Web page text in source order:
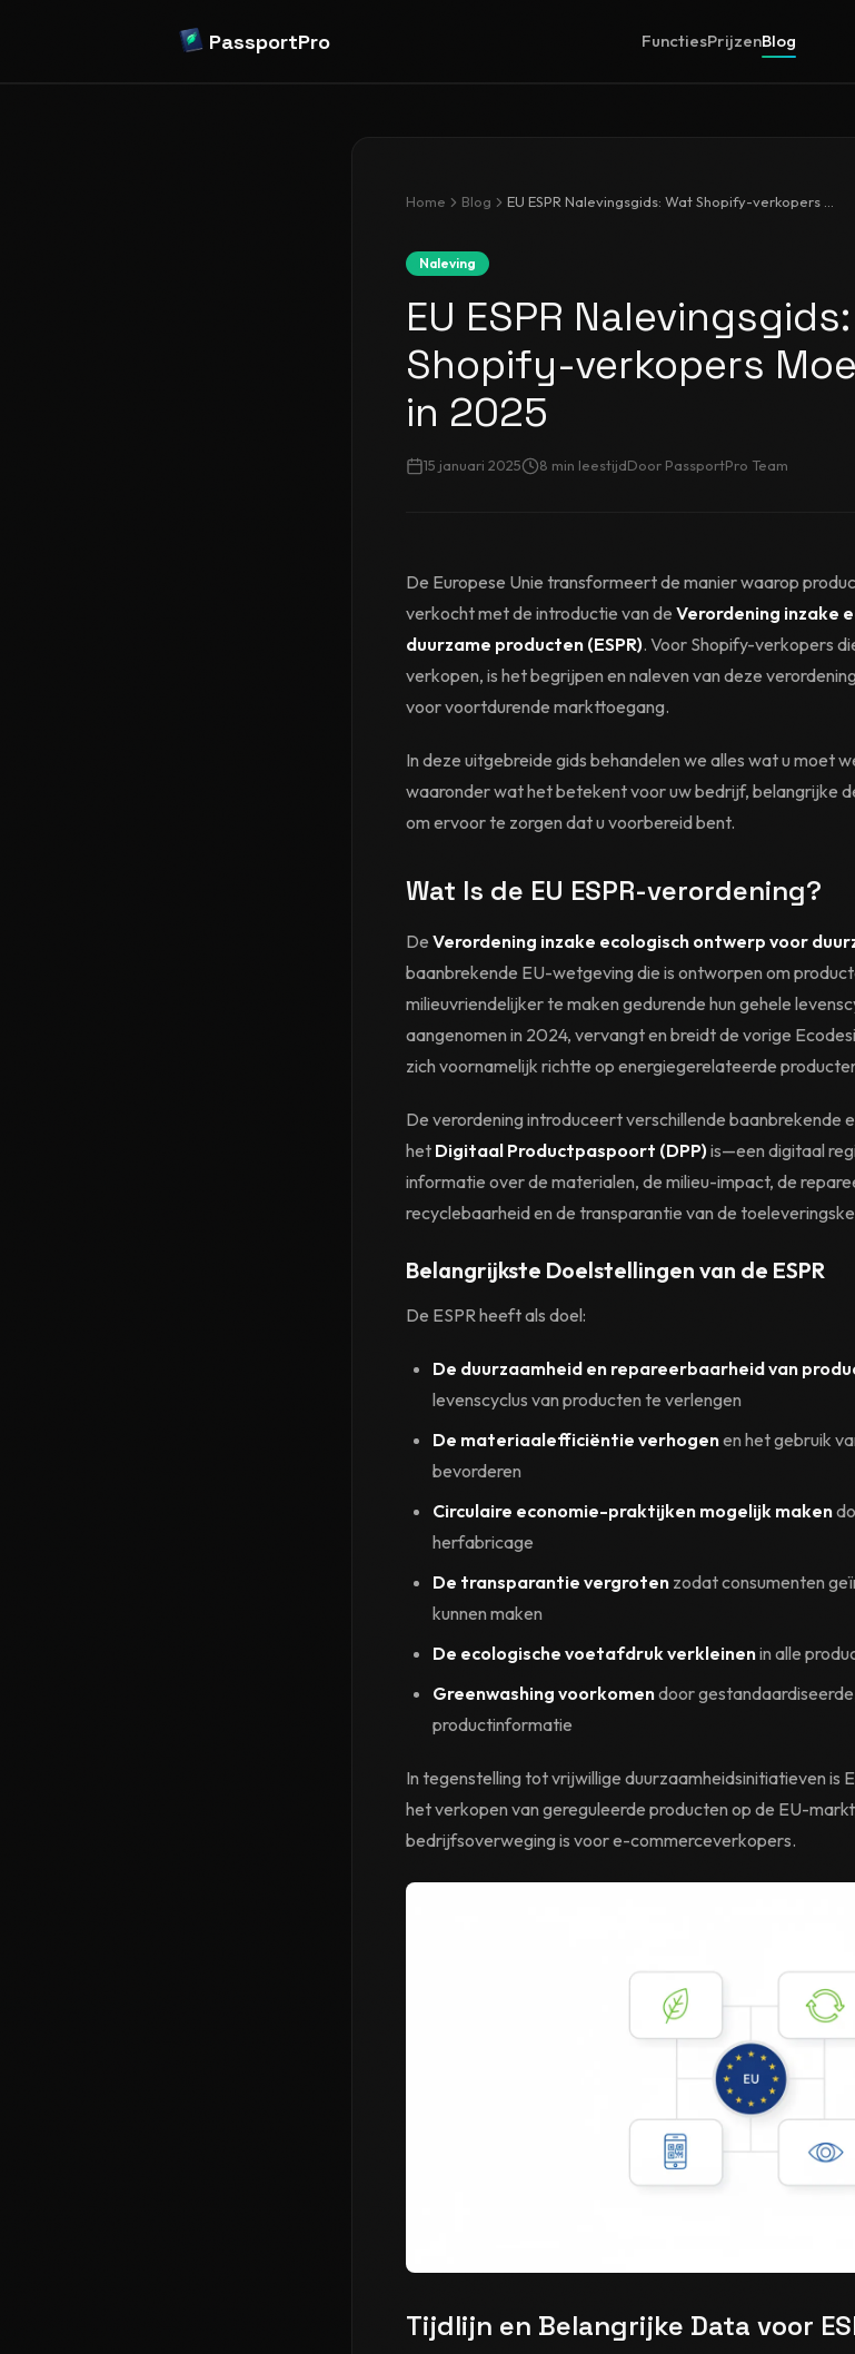
PassportPro FunctiesPrijzenBlog
Home Blog
Naleving
EU ESPR
Shopify-verkopers
in 2025
15 januari 2025 8 min leestijdDoor PassportPro Team
De Europese Unie transformeert de manier waarop
verkocht met de introductie van de Verordening inzake
duurzame producten (ESPR). Voor Shopify-verkopers
verkopen, is het begrijpen en naleven van deze
voor voortdurende markttoegang.
In deze uitgebreide gids behandelen we alles wat u moet
waaronder wat het betekent voor uw bedrijf, belangrijke
om ervoor te zorgen dat u voorbereid bent.
Wat Is de EU ESPR-verordening?
De Verordening inzake ecologisch ontwerp voor
baanbrekende EU-wetgeving die is ontworpen om
milieuvriendelijker te maken gedurende hun gehele
aangenomen in 2024, vervangt en breidt de vorige
zich voornamelijk richtte op energiegerelateerde
De verordening introduceert verschillende baanbrekende
het Digitaal Productpaspoort (DPP)is—een digitaal
informatie over de materialen, de milieu-impact, de
recyclebaarheid en de transparantie van de
Belangrijkste Doelstellingen van de ESPR
De ESPR heeft als doel:
De duurzaamheid en repareerbaarheid van
levenscyclus van producten te verlengen
De materiaalefficiëntie verhogenen het gebruik
bevorderen
Circulaire economie-praktijken mogelijk maken
herfabricage
De transparantie vergroten zodat consumenten
kunnen maken
De ecologische voetafdruk verkleinenin alle
Greenwashing voorkomendoor
productinformatie
In tegenstelling tot vrijwillige duurzaamheidsinitiatieven is
het verkopen van gereguleerde producten op de EU-
bedrijfsoverweging is voor e-commerceverkopers.
Tijdlijn en Belangrijke Data voor